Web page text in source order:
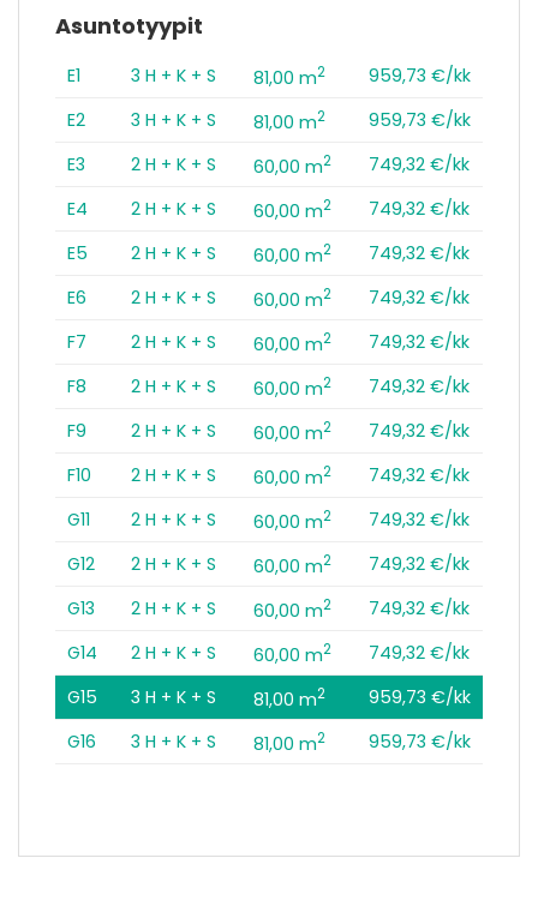
Asuntotyypit
E1 3 H + K + S 81,00 m2
959,73 €/kk
E2
3 H + K + S 81,00 m2
959,73 €/kk
E3
2 H + K + S 60,00 m2
749,32 €/kk
E4
2 H + K + S 60,00 m2
749,32 €/kk
E5
2 H + K + S 60,00 m2
749,32 €/kk
E6
2 H + K + S 60,00 m2
749,32 €/kk
F7
2 H + K + S 60,00 m2
749,32 €/kk
F8
2 H + K + S 60,00 m2
749,32 €/kk
F9
2 H + K + S 60,00 m2
749,32 €/kk
F10
2 H + K + S 60,00 m2
749,32 €/kk
G11
2 H + K + S 60,00 m2
749,32 €/kk
G12
2 H + K + S 60,00 m2
749,32 €/kk
G13
2 H + K + S 60,00 m2
749,32 €/kk
G14
2 H + K + S 60,00 m2
749,32 €/kk
G15
3 H + K + S 81,00 m2
959,73 €/kk
G16
3 H + K + S 81,00 m2 959,73 €/kk